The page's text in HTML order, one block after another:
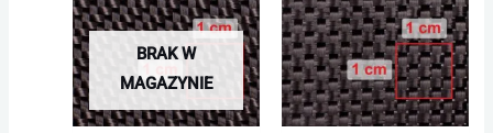
BRAK W
MAGAZYNIE